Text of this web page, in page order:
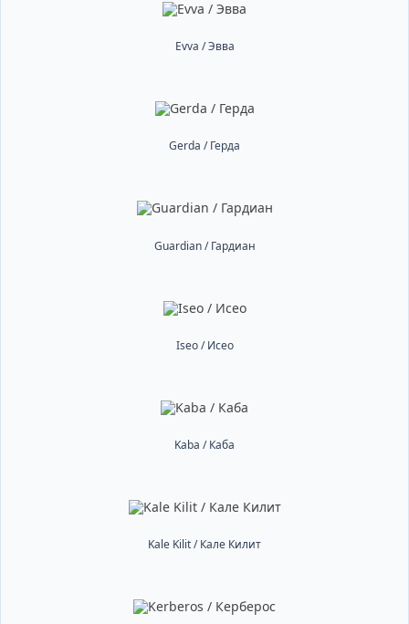
Evva / Эвва
Gerda / Герда
Guardian / Гардиан
Iseo / Исео
Kaba / Каба
Kale Kilit / Кале Килит